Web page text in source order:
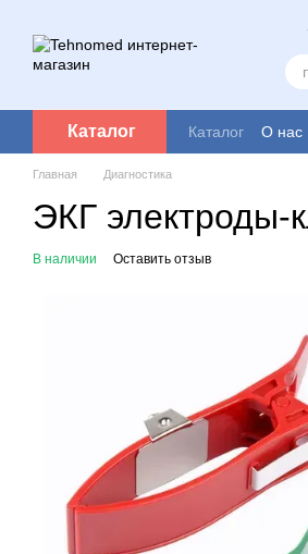
Каталог Каталог О нас
Главная Диагностика
ЭКГ
В наличии Оставить отзыв